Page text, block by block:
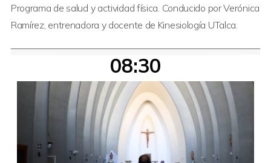
Programa de salud y actividad física. Conducido por Verónica
Ramírez, entrenadora y docente de Kinesiología UTalca.
08:30